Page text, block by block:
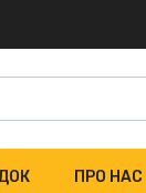
ПРО НАС